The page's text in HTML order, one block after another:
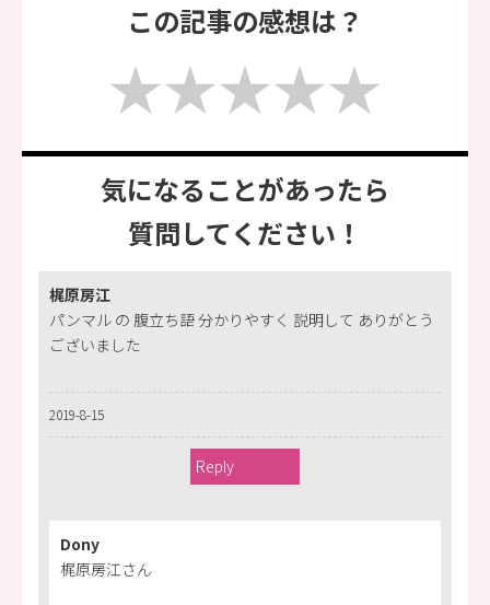
この記事の感想は？
気になることがあったら
質問してください！
梶原房江
パンマル の 腹立ち語 分かりやすく 説明して ありがとう
ございました
2019-8-15
Reply
Dony
梶原房江さん